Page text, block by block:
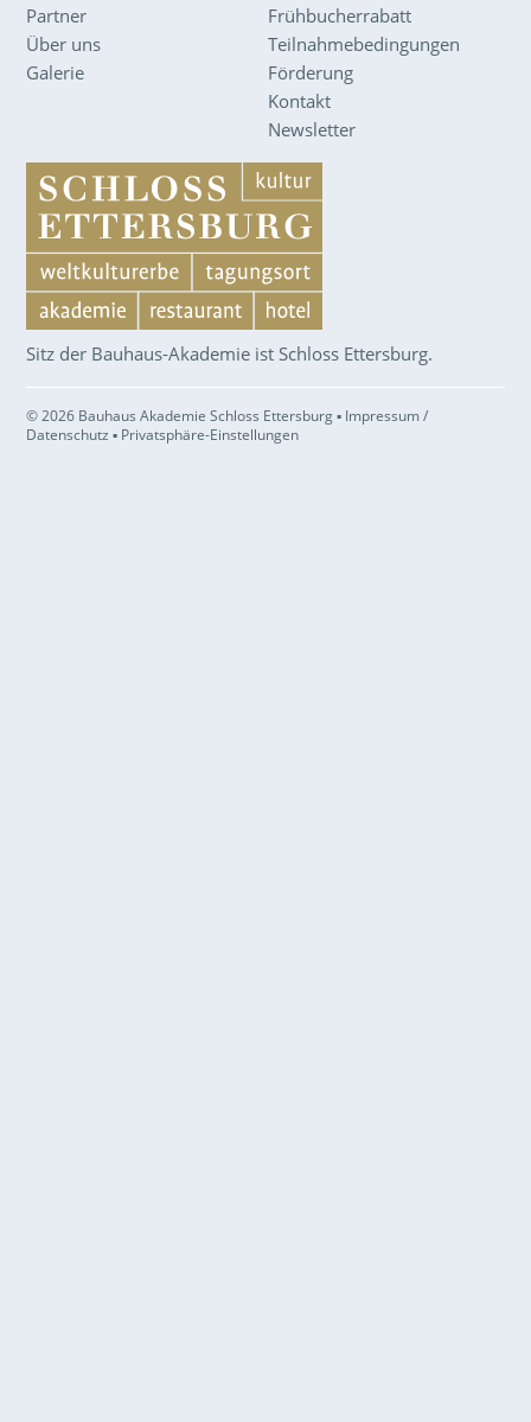
Partner
Über uns
Galerie
Frühbucherrabatt
Teilnahmebedingungen
Förderung
Kontakt
Newsletter
Sitz der Bauhaus-Akademie ist Schloss Ettersburg.
© 2026 Bauhaus Akademie Schloss Ettersburg ▪ Impressum /
Datenschutz ▪ Privatsphäre-Einstellungen